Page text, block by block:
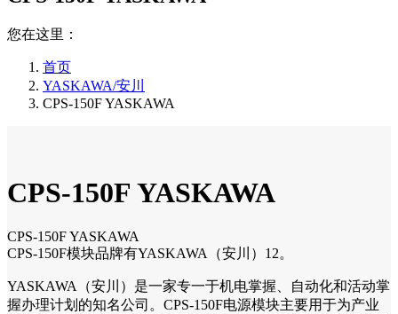
您在这里：
首页
YASKAWA/安川
CPS-150F YASKAWA
CPS-150F YASKAWA
CPS-150F YASKAWA
CPS-150F模块品牌有YASKAWA（安川）12。
YASKAWA（安川）是一家专一于机电掌握、自动化和活动掌
握办理计划的知名公司。CPS-150F电源模块主要用于为产业